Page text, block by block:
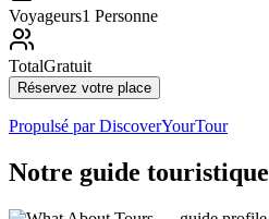
Voyageurs1 Personne
TotalGratuit
Réservez votre place
Propulsé parDiscoverYourTour
Notre guide touristique